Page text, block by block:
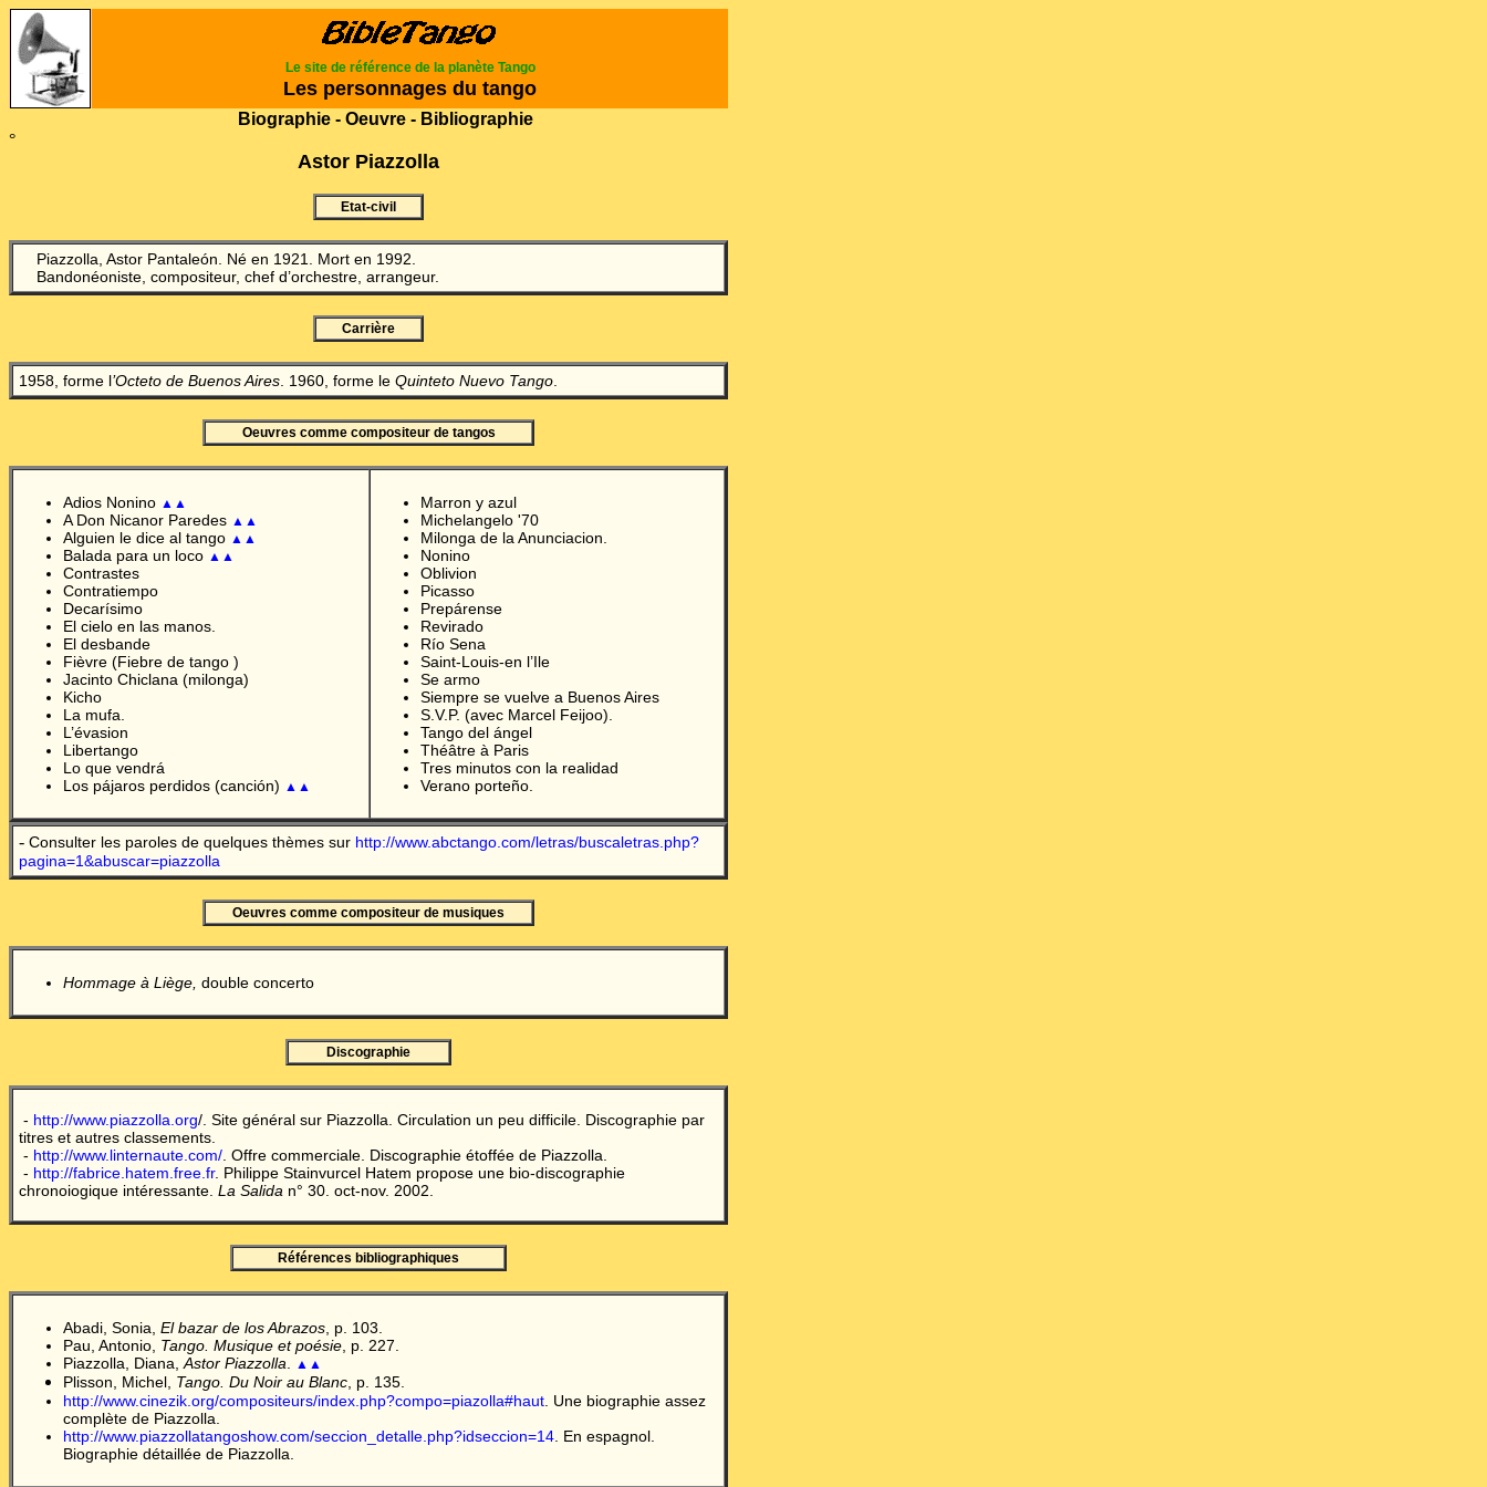
Le site de référence de la planète Tango
Les personnages du tango
Biographie - Oeuvre - Bibliographie
°
Astor Piazzolla
Etat-civil
Piazzolla, Astor Pantaleón. Né en 1921. Mort en 1992.
Bandonéoniste, compositeur, chef d’orchestre, arrangeur.
Carrière
1958, forme l’Octeto de Buenos Aires . 1960, forme le Quinteto Nuevo Tango
Oeuvres comme compositeur de tangos
Adios Nonino ▲▲
A Don Nicanor Paredes ▲▲
Alguien le dice al tango ▲▲
Balada para un loco ▲▲
Contrastes
Contratiempo
Decarísimo
El cielo en las manos.
El desbande
Fièvre (Fiebre de tango )
Jacinto Chiclana (milonga)
Kicho
La mufa.
L’évasion
Libertango
L o que vendrá
Los pájaros perdidos (canción) ▲▲
Marron y azul
Michelangelo '70
Milonga de la Anunciacion.
Nonino
Oblivion
Picasso
Prepárense
Revirado
Río Sena
Saint-Louis-en l’Ile
Se armo
Siempre se vuelve a Buenos Aires
S.V.P. (avec Marcel Feijoo).
Tango del ángel
Théâtre à Paris
Tres minutos con la realidad
Verano porteño.
- Consulter les paroles de quelques thèmes sur http://www.abctango.com/letras/buscaletras.php?
pagina=1&abuscar=piazzolla
Oeuvres comme compositeur de musiques
Hommage à Liège, double concerto
Discographie
- http://www.piazzolla.org/. Site général sur Piazzolla. Circulation un peu difficile. Discographie par
titres et autres classements.
- http://www.linternaute.com/ . Offre commerciale. Discographie étoffée de Piazzolla.
- http://fabrice.hatem.free.fr. Philippe Stainvurcel Hatem propose une bio-discographie
chronoiogique intéressante. La Salida n° 30. oct-nov. 2002.
Références bibliographiques
Abadi, Sonia, El bazar de los Abrazos , p. 103.
Pau, Antonio, Tango. Musique et poésie , p. 227.
Piazzolla, Diana, Astor Piazzolla ▲▲
Plisson, Michel, Tango. Du Noir au Blanc , p. 135.
http://www.cinezik.org/compositeurs/index.php?compo=piazolla#haut . Une biographie assez
complète de Piazzolla.
http://www.piazzollatangoshow.com/seccion_detalle.php?idseccion=14 . En espagnol.
Biographie détaillée de Piazzolla.